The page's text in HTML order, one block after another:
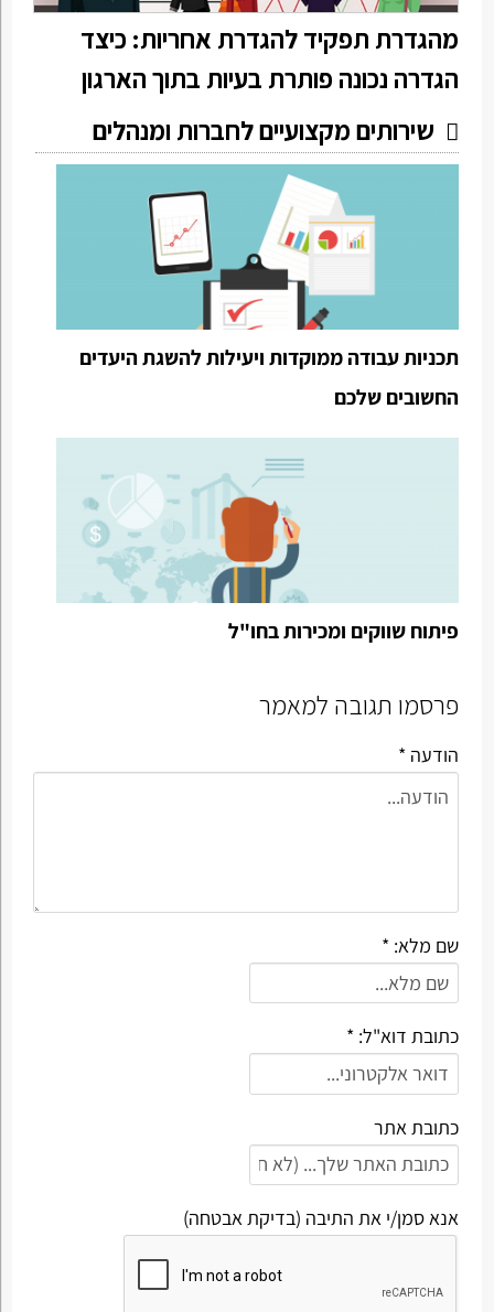
מהגדרת תפקיד להגדרת אחריות: כיצד
הגדרה נכונה פותרת בעיות בתוך הארגון
שירותים מקצועיים לחברות ומנהלים
תכניות עבודה ממוקדות ויעילות להשגת היעדים
החשובים שלכם
פיתוח שווקים ומכירות בחו"ל
פרסמו תגובה למאמר
הודעה *
שם מלא: *
כתובת דוא"ל: *
כתובת אתר
אנא סמן/י את התיבה (בדיקת אבטחה)